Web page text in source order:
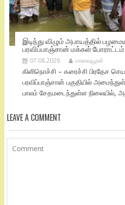
இடிந்து விழும் அபாயத்தில்
பரவிப்பாஞ்சான் மக்கள் போராட்டம்
07.08.2026 மாவையூரன்
கிளிநொச்சி – கரைச்சி பிரதேச
பரவிப்பாஞ்சான் பகுதியில்
பாலம் சேதமடைந்துள்ள நிலையில்,
LEAVE A COMMENT